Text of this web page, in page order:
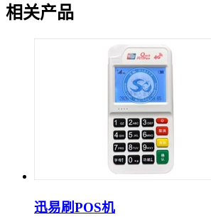
相关产品
迅易刷POS机